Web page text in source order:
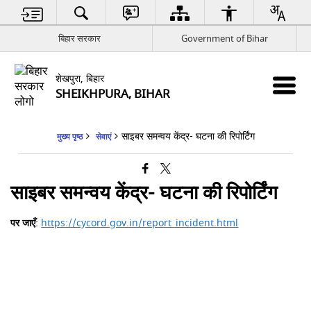
बिहार सरकार Government of Bihar
शेखपुरा, बिहार
SHEIKHPURA, BIHAR
मुख्य पृष्ठ सेवाएं साइबर समन्वय केंद्र- घटना की रिपोर्टिंग
साइबर समन्वय केंद्र- घटना की रिपोर्टिंग
पर जाएँ: https://cycord.gov.in/report_incident.html